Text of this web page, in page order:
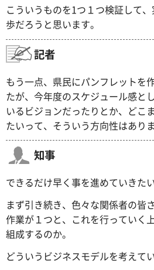
こういうものを1つ１つ検証して
歩だろうと思います。
記者
もう一点、県民にパンフレットを
たが、今年度のスケジュール感と
いるビジョンだったりとか、どこ
たいって、そういう方向性はあり
知事
できるだけ早く事を進めていきた
まず引き続き、色々な関係者の皆
作業が１つと、これを行っていく
組成するのか。
どういうビジネスモデルを考えて